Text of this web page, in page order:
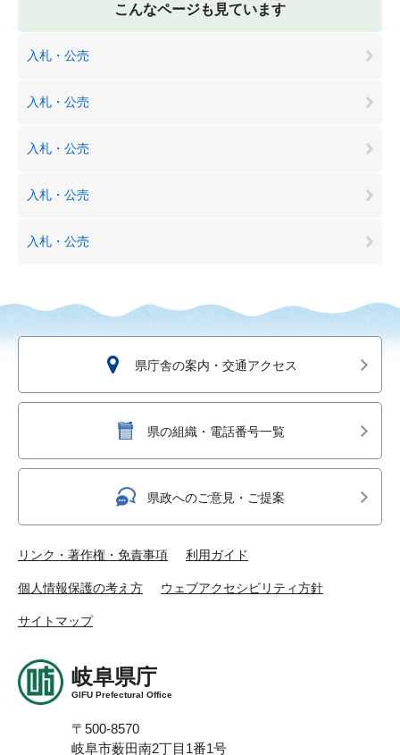
こんなページも見ています
入札・公売
入札・公売
入札・公売
入札・公売
入札・公売
県庁舎の案内・交通アクセス
県の組織・電話番号一覧
県政へのご意見・ご提案
リンク・著作権・免責事項 利用ガイド
個人情報保護の考え方 ウェブアクセシビリティ方針
サイトマップ
岐阜県庁
GIFU Prefectural Office
〒500-8570
岐阜市薮田南2丁目1番1号